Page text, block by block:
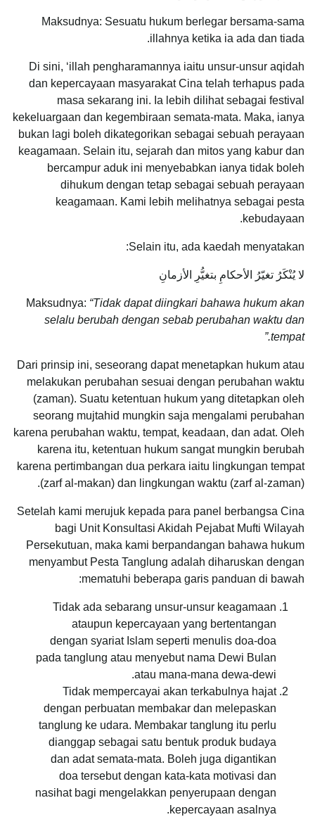
Maksudnya: Sesuatu hukum berlegar bersama-sama
illahnya ketika ia ada dan tiada.
Di sini, ‘illah pengharamannya iaitu unsur-unsur aqidah
dan kepercayaan masyarakat Cina telah terhapus pada
masa sekarang ini. Ia lebih dilihat sebagai festival
kekeluargaan dan kegembiraan semata-mata. Maka, ianya
bukan lagi boleh dikategorikan sebagai sebuah perayaan
keagamaan. Selain itu, sejarah dan mitos yang kabur dan
bercampur aduk ini menyebabkan ianya tidak boleh
dihukum dengan tetap sebagai sebuah perayaan
keagamaan. Kami lebih melihatnya sebagai pesta
kebudayaan.
Selain itu, ada kaedah menyatakan:
لا يُنْكَرُ تغيّرُ الأحكامِ بتغيُّرِ الأزمانِ
Maksudnya: “Tidak dapat diingkari bahawa hukum akan
selalu berubah dengan sebab perubahan waktu dan
tempat.”
Dari prinsip ini, seseorang dapat menetapkan hukum atau
melakukan perubahan sesuai dengan perubahan waktu
(zaman). Suatu ketentuan hukum yang ditetapkan oleh
seorang mujtahid mungkin saja mengalami perubahan
karena perubahan waktu, tempat, keadaan, dan adat. Oleh
karena itu, ketentuan hukum sangat mungkin berubah
karena pertimbangan dua perkara iaitu lingkungan tempat
(zarf al-makan) dan lingkungan waktu (zarf al-zaman).
Setelah kami merujuk kepada para panel berbangsa Cina
bagi Unit Konsultasi Akidah Pejabat Mufti Wilayah
Persekutuan, maka kami berpandangan bahawa hukum
menyambut Pesta Tanglung adalah diharuskan dengan
mematuhi beberapa garis panduan di bawah:
Tidak ada sebarang unsur-unsur keagamaan
ataupun kepercayaan yang bertentangan
dengan syariat Islam seperti menulis doa-doa
pada tanglung atau menyebut nama Dewi Bulan
atau mana-mana dewa-dewi.
Tidak mempercayai akan terkabulnya hajat
dengan perbuatan membakar dan melepaskan
tanglung ke udara. Membakar tanglung itu perlu
dianggap sebagai satu bentuk produk budaya
dan adat semata-mata. Boleh juga digantikan
doa tersebut dengan kata-kata motivasi dan
nasihat bagi mengelakkan penyerupaan dengan
kepercayaan asalnya.